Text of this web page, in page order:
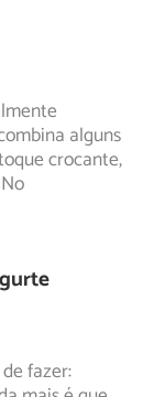
alguns
crocante,
fazer: